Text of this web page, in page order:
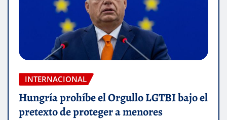
INTERNACIONAL
Hungría prohíbe el Orgullo LGTBI bajo el
pretexto de proteger a menores